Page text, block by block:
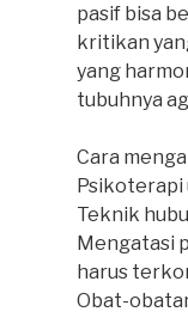
pasif bisa
kritikan
yang
tubuhnya
Cara
Psikoterapi
Teknik
Mengatasi
harus
Obat-